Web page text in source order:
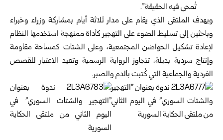
تُمحى فيه الحقيقة”.
ويهدف الملتقى الذي يقام على مدار ثلاثة أيام بمشاركة وزراء وخبراء
وباحثين إلى تسليط الضوء على التهجير كأداة ممنهجة استخدمها النظام
لإعادة تشكيل الحواضن المجتمعية، وعلى الشتات كمساحة مقاومة
وإنتاج سردية بديلة، تتجاوز الرواية الرسمية وتعيد الاعتبار للقصص
الفردية والجماعية التي كُتبت بالدم والصبر.